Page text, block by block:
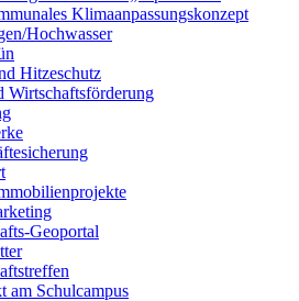
Klimaanpassungskonzept
Hochwasser
Hitzeschutz
Wirtschaftsförderung
Geoportal
am Schulcampus